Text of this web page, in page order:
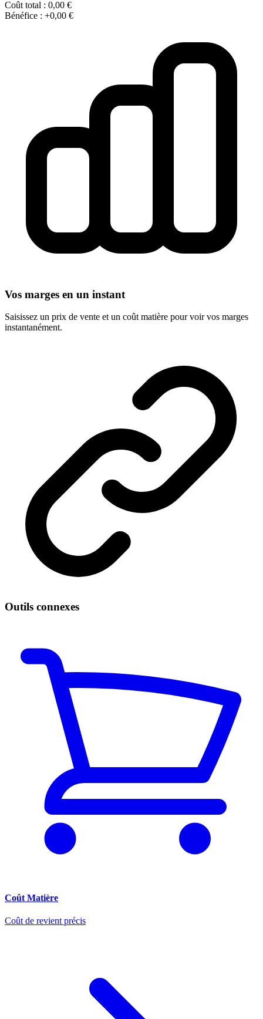
Coût total : 0,00 €
Bénéfice : +0,00 €
Vos marges en un instant
Saisissez un prix de vente et un coût matière pour voir vos marges
instantanément.
Outils connexes
Coût Matière
Coût de revient précis